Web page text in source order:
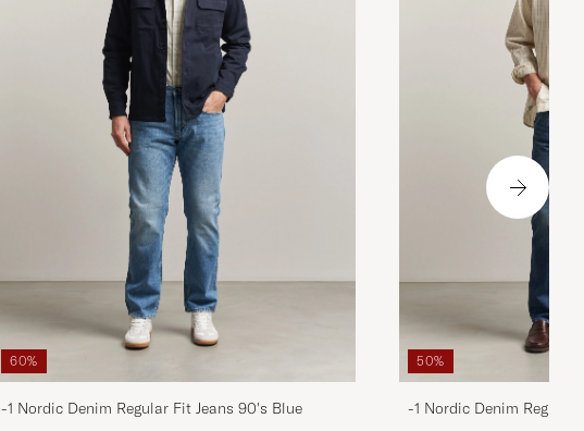
60%
-1 Nordic Denim Regular Fit Jeans 90's Blue
50%
-1 Nordic Denim Regular